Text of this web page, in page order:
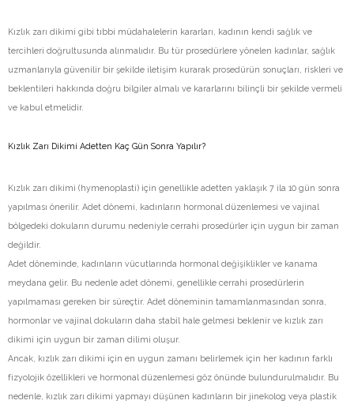
Kızlık zarı dikimi gibi tıbbi müdahalelerin kararları, kadının kendi sağlık ve
tercihleri doğrultusunda alınmalıdır. Bu tür prosedürlere yönelen kadınlar, sağlık
uzmanlarıyla güvenilir bir şekilde iletişim kurarak prosedürün sonuçları, riskleri ve
beklentileri hakkında doğru bilgiler almalı ve kararlarını bilinçli bir şekilde vermeli
ve kabul etmelidir.
Kızlık Zarı Dikimi Adetten Kaç Gün Sonra Yapılır?
Kızlık zarı dikimi (hymenoplasti) için genellikle adetten yaklaşık 7 ila 10 gün sonra
yapılması önerilir. Adet dönemi, kadınların hormonal düzenlemesi ve vajinal
bölgedeki dokuların durumu nedeniyle cerrahi prosedürler için uygun bir zaman
değildir.
Adet döneminde, kadınların vücutlarında hormonal değişiklikler ve kanama
meydana gelir. Bu nedenle adet dönemi, genellikle cerrahi prosedürlerin
yapılmaması gereken bir süreçtir. Adet döneminin tamamlanmasından sonra,
hormonlar ve vajinal dokuların daha stabil hale gelmesi beklenir ve kızlık zarı
dikimi için uygun bir zaman dilimi oluşur.
Ancak, kızlık zarı dikimi için en uygun zamanı belirlemek için her kadının farklı
fizyolojik özellikleri ve hormonal düzenlemesi göz önünde bulundurulmalıdır. Bu
nedenle, kızlık zarı dikimi yapmayı düşünen kadınların bir jinekolog veya plastik